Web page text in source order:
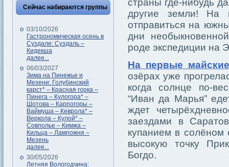
Сейчас набираются группы
03/10/2026
Гастрономическая осень в
Суздале: Суздаль –
Кидекша
далее...
06/03/2027
Зима на Пинежье и
Мезени: Голубинский
карст* – Красная горка –
Пинега – Кулогора* –
Шотова – Карпогоры –
Ваймуша – Кеврола* –
Веркола – Кулой* –
Совполье – Кимжа –
Кильца – Лампожня –
Мезень
далее...
30/05/2026
Летняя Вологодчина:
страны где-нибудь
другие земли! На
отправиться на
дни
роде экспедиции на
На первые
озёрах уже
когда солнце по-
“Иван да Марья”
ждет
заездами в
купанием в солёном
высокую точку
Богдо.